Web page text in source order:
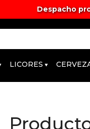
Despacho
LICORES